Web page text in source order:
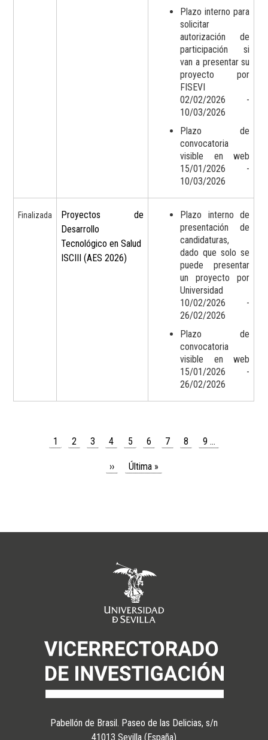
Plazo interno para
solicitar
autorización de
participación si
van a presentar su
proyecto por
FISEVI
02/02/2026 -
10/03/2026
Plazo de
convocatoria
visible en web
15/01/2026 -
10/03/2026
Finalizada
Proyectos de
Desarrollo
Tecnológico en Salud 
ISCIII (AES 2026)
Plazo interno de
presentación de
candidaturas,
dado que solo se
puede presentar
un proyecto por
Universidad
10/02/2026 -
26/02/2026
Plazo de
convocatoria
visible en web
15/01/2026 -
26/02/2026
Paginación
Página
1 Page
2 Page
3 Page
4 Page
5 Page
6 Page
7 Page
8 Page
9 …
Siguiente
››
Última
Última »
Pabellón de Brasil. Paseo de las Delicias, s/n
41013 Sevilla (España)